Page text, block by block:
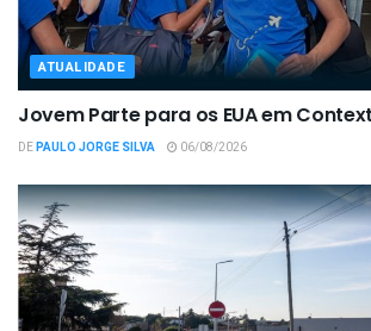
ATUALIDADE
Jovem Parte para os EUA em
DEPAULO JORGE SILVA 06/08/2026